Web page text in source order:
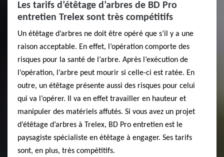
Les tarifs d’étêtage d’arbres de BD Pro
entretien Trelex sont très compétitifs
Un étêtage d’arbres ne doit être opéré que s’il y a une
raison acceptable. En effet, l’opération comporte des
risques pour la santé de l’arbre. Après l’exécution de
l’opération, l’arbre peut mourir si celle-ci est ratée. En
outre, un étêtage présente aussi des risques pour celui
qui va l’opérer. Il va en effet travailler en hauteur et
manipuler des matériels affutés. Si vous avez un projet
d’étêtage d’arbres à Trelex, BD Pro entretien est le
paysagiste spécialiste en étêtage à engager. Ses tarifs
sont, en plus, très compétitifs.